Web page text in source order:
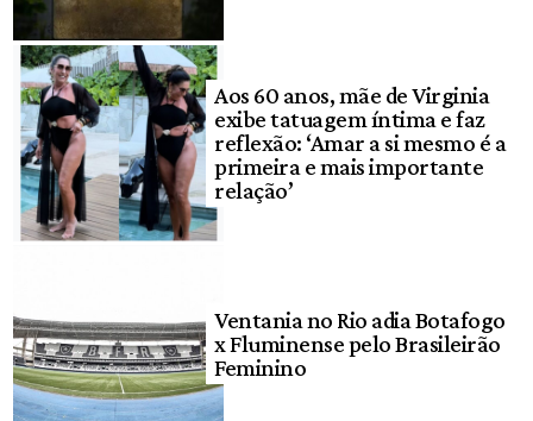
Aos 60 anos, mãe de Virginia
exibe tatuagem íntima e faz
reflexão: ‘Amar a si mesmo é a
primeira e mais importante
relação’
Ventania no Rio adia Botafogo
x Fluminense pelo Brasileirão
Feminino